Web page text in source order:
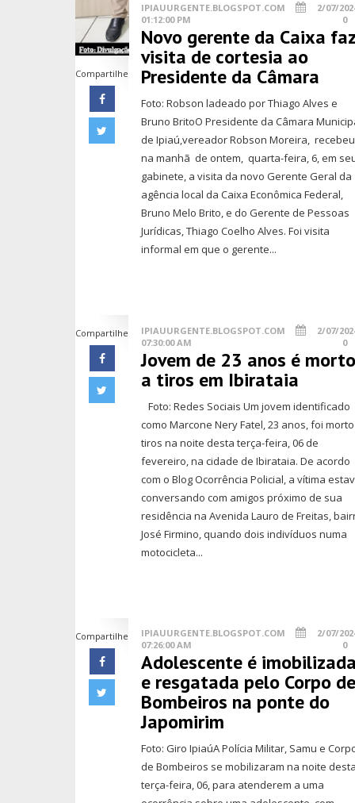
Compartilhe
IPIAUURGENTE.BLOGSPOT.COM
2/07/
01:12:00 PM
0
Novo gerente da Caixa
visita de cortesia ao
Presidente da Câmara
Foto: Robson ladeado por Thiago Alves e
Bruno BritoO Presidente da Câmara
de Ipiaú,vereador Robson Moreira, recebeu
na manhã de ontem, quarta-feira, 6, em
gabinete, a visita da novo Gerente Geral da
agência local da Caixa Econômica Federal,
Bruno Melo Brito, e do Gerente de Pessoas
Jurídicas, Thiago Coelho Alves. Foi visita
informal em que o gerente...
Compartilhe IPIAUURGENTE.BLOGSPOT.COM
2/07/
07:30:00 AM
0
Jovem de 23 anos é
a tiros em Ibirataia
Foto: Redes Sociais Um jovem identificado
como Marcone Nery Fatel, 23 anos, foi
tiros na noite desta terça-feira, 06 de
fevereiro, na cidade de Ibirataia. De acordo
com o Blog Ocorrência Policial, a vítima
conversando com amigos próximo de sua
residência na Avenida Lauro de Freitas,
José Firmino, quando dois indivíduos numa
motocicleta...
Compartilhe IPIAUURGENTE.BLOGSPOT.COM
2/07/
07:26:00 AM
0
Adolescente é
e resgatada pelo Corpo
Bombeiros na ponte do
Japomirim
Foto: Giro IpiaúA Polícia Militar, Samu e
de Bombeiros se mobilizaram na noite
terça-feira, 06, para atenderem a uma